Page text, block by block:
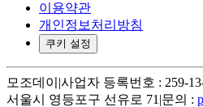
이용약관
개인정보처리방침
쿠키 설정
모조데이 |사업자 등록번호 : 259-
서울시 영등포구 선유로 71 |문의 :